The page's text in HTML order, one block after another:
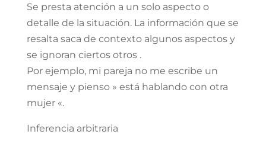
Se presta atención a un solo aspecto o
detalle de la situación. La información que se
resalta saca de contexto algunos aspectos y
se ignoran ciertos otros .
Por ejemplo, mi pareja no me escribe un
mensaje y pienso » está hablando con otra
mujer «.
Inferencia arbitraria